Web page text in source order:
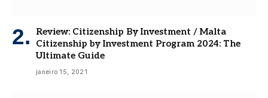
Review: Citizenship By Investment / Malta
Citizenship by Investment Program 2024: The
Ultimate Guide
janeiro 15, 2021